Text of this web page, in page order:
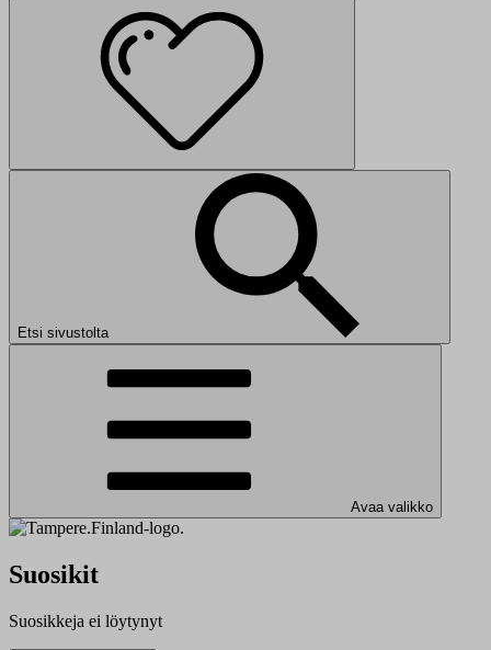
Etsi sivustolta
Avaa valikko
Suosikit
Suosikkeja ei löytynyt